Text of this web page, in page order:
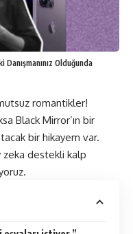
Olduğunda
romantikler!
Black Mirror’ın bir
bir hikayem var.
zeka destekli kalp